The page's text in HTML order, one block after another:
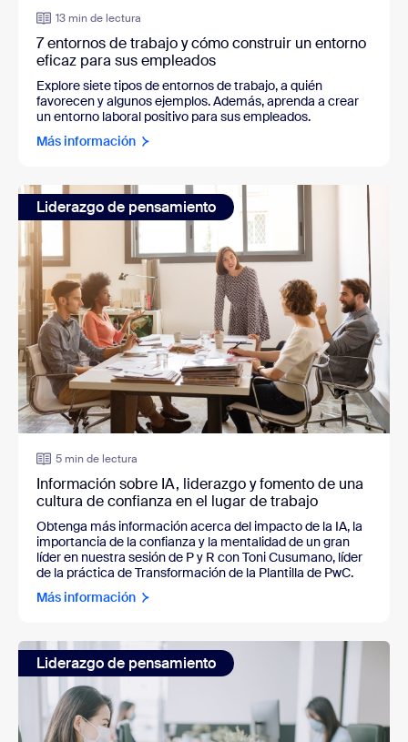
13 min de lectura
7 entornos de trabajo y cómo construir un entorno
eficaz para sus empleados
Explore siete tipos de entornos de trabajo, a quién
favorecen y algunos ejemplos. Además, aprenda a crear
un entorno laboral positivo para sus empleados.
Más información
Liderazgo de pensamiento
5 min de lectura
Información sobre IA, liderazgo y fomento de una
cultura de confianza en el lugar de trabajo
Obtenga más información acerca del impacto de la IA, la
importancia de la confianza y la mentalidad de un gran
líder en nuestra sesión de P y R conToni Cusumano, líder
de la práctica de Transformación de la Plantilla de PwC.
Más información
Liderazgo de pensamiento